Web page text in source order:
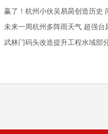
赢了！杭州小伙吴易昺创造历史
未来一周杭州多阵雨天气 超强台
武林门码头改造提升工程水域部